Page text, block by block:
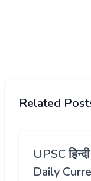
Related
UPSC
Daily